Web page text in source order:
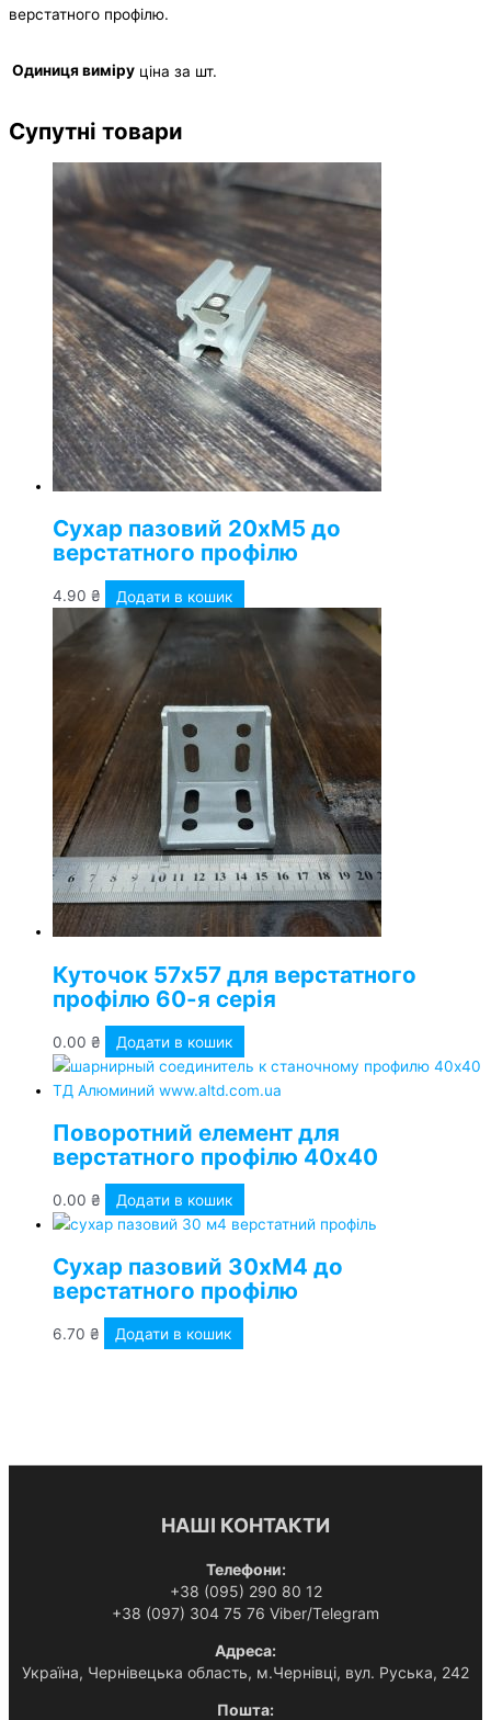
верстатного профілю.
Одиниця виміру ціна за шт.
Супутні товари
Сухар пазовий 20хМ5 до
верстатного профілю
4.90 ₴ Додати в кошик
Куточок 57х57 для верстатного
профілю 60-я серія
0.00 ₴ Додати в кошик
Поворотний елемент для
верстатного профілю 40х40
0.00 ₴ Додати в кошик
Сухар пазовий 30хМ4 до
верстатного профілю
6.70 ₴ Додати в кошик
НАШІ КОНТАКТИ
Телефони:
+38 (095) 290 80 12
+38 (097) 304 75 76 Viber/Telegram
Адреса:
Українa, Чернівецька область, м.Чернівці, вул. Руська, 242
Пошта: